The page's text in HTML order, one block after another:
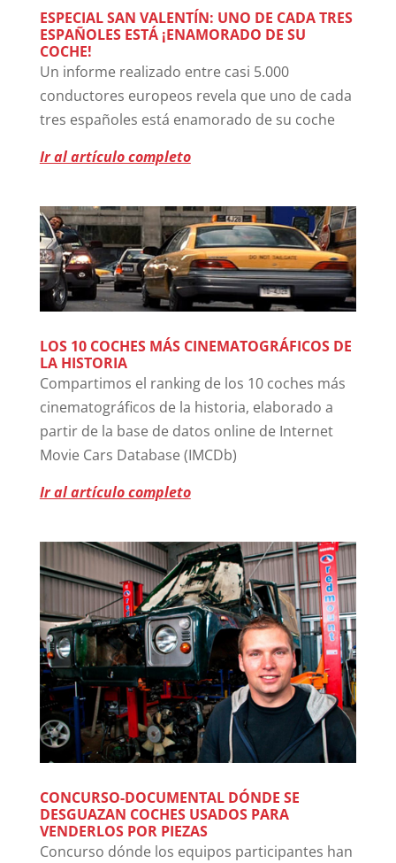
ESPECIAL SAN VALENTÍN: UNO DE CADA TRES
ESPAÑOLES ESTÁ ¡ENAMORADO DE SU
COCHE!
Un informe realizado entre casi 5.000
conductores europeos revela que uno de cada
tres españoles está enamorado de su coche
Ir al artículo completo
LOS 10 COCHES MÁS CINEMATOGRÁFICOS DE
LA HISTORIA
Compartimos el ranking de los 10 coches más
cinematográficos de la historia, elaborado a
partir de la base de datos online de Internet
Movie Cars Database (IMCDb)
Ir al artículo completo
CONCURSO-DOCUMENTAL DÓNDE SE
DESGUAZAN COCHES USADOS PARA
VENDERLOS POR PIEZAS
Concurso dónde los equipos participantes han